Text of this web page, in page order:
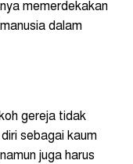
memerdekakan
dalam
gereja tidak
sebagai kaum
juga harus